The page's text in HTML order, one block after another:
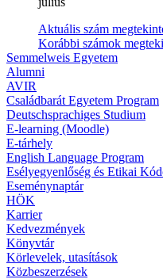
Aktuális szám
Korábbi számok
Semmelweis Egyetem
Alumni
AVIR
Családbarát Egyetem Program
Deutschsprachiges Studium
E-learning (Moodle)
E-tárhely
English Language Program
Esélyegyenlőség és Etikai
Eseménynaptár
HÖK
Karrier
Kedvezmények
Könyvtár
Körlevelek, utasítások
Közbeszerzések